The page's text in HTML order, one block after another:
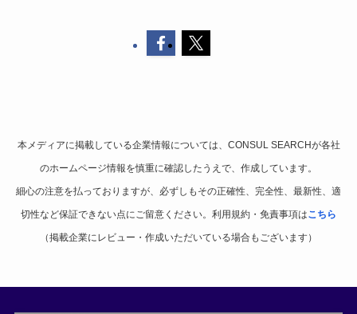
本メディアに掲載している企業情報については、CONSUL SEARCHが各社
のホームページ情報を慎重に確認したうえで、作成しています。
細心の注意を払っておりますが、必ずしもその正確性、完全性、最新性、適
切性など保証できない点にご留意ください。利用規約・免責事項はこちら
（掲載企業にレビュー・作成いただいている場合もございます）